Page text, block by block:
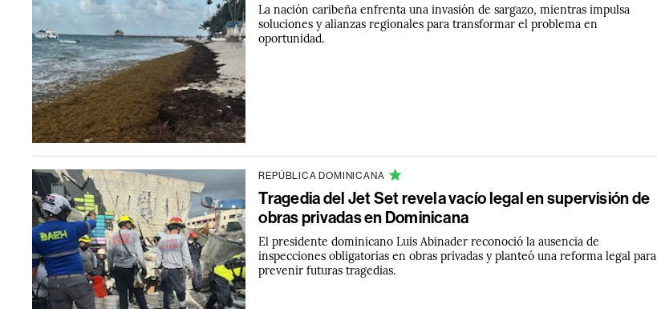
La nación caribeña enfrenta una invasión de sargazo, mientras impulsa
soluciones y alianzas regionales para transformar el problema en
oportunidad.
REPÚBLICA DOMINICANA
Tragedia del Jet Set revela vacío legal en supervisión de
obras privadas en Dominicana
El presidente dominicano Luis Abinader reconoció la ausencia de
inspecciones obligatorias en obras privadas y planteó una reforma legal para
prevenir futuras tragedias.